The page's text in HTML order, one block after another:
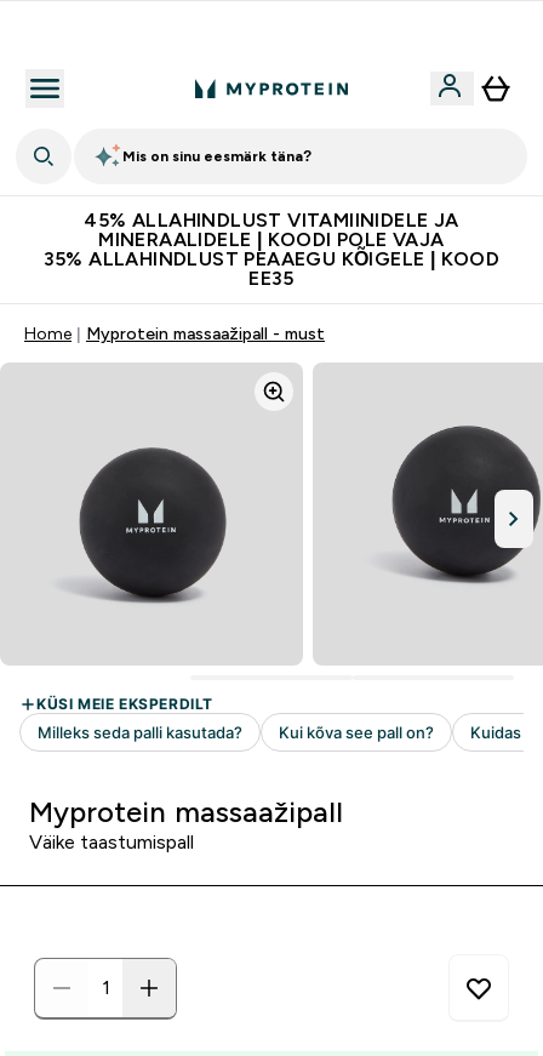
Mis on sinu eesmärk täna?
45% ALLAHINDLUST VITAMIINIDELE JA
MINERAALIDELE | KOODI POLE VAJA
35% ALLAHINDLUST PEAAEGU KÕIGELE | KOOD
EE35
Home Myprotein massaažipall - must
Myprotein massaažipall
Väike taastumispall